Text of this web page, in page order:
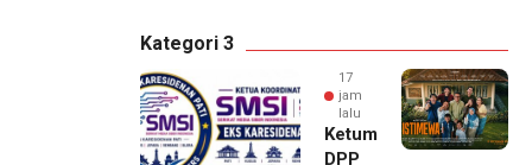
Kategori 3
17
jam
lalu
Ketum
DPP